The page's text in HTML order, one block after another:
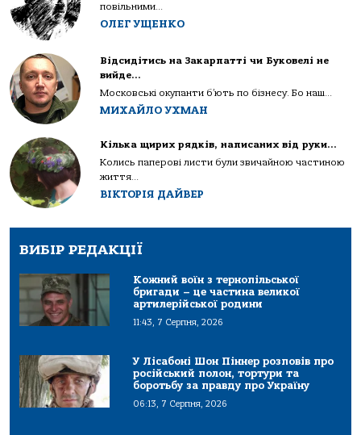
повільними...
ОЛЕГ УЩЕНКО
Відсидітись на Закарпатті чи Буковелі не
вийде…
Московські окупанти б’ють по бізнесу. Бо наш...
МИХАЙЛО УХМАН
Кілька щирих рядків, написаних від руки…
Колись паперові листи були звичайною частиною
життя...
ВІКТОРІЯ ДАЙВЕР
ВИБІР РЕДАКЦІЇ
Кожний воїн з тернопільської
бригади – це частина великої
артилерійської родини
11:43, 7 Серпня, 2026
У Лісабоні Шон Піннер розповів про
російський полон, тортури та
боротьбу за правду про Україну
06:13, 7 Серпня, 2026